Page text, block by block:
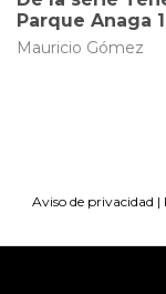
Parque Anaga 1
Mauricio Gómez
Aviso de privacidad |